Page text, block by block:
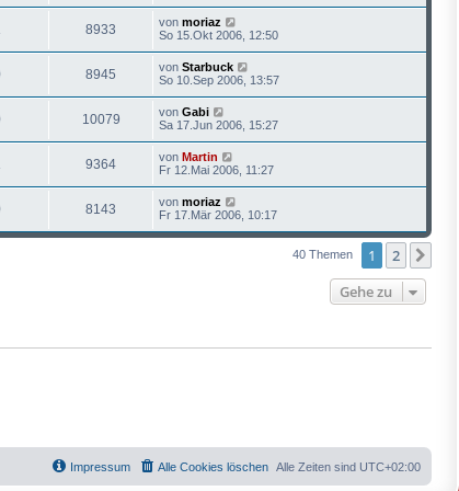
8933 von moriaz
So 15.Okt 2006, 12:50
8945 von Starbuck
So 10.Sep 2006, 13:57
10079 von Gabi
Sa 17.Jun 2006, 15:27
9364 von Martin
Fr 12.Mai 2006, 11:27
8143 von moriaz
Fr 17.Mär 2006, 10:17
40 Themen 1 2
Gehe zu
Alle Zeiten sind UTC+02:00
Alle Cookies löschen
Impressum